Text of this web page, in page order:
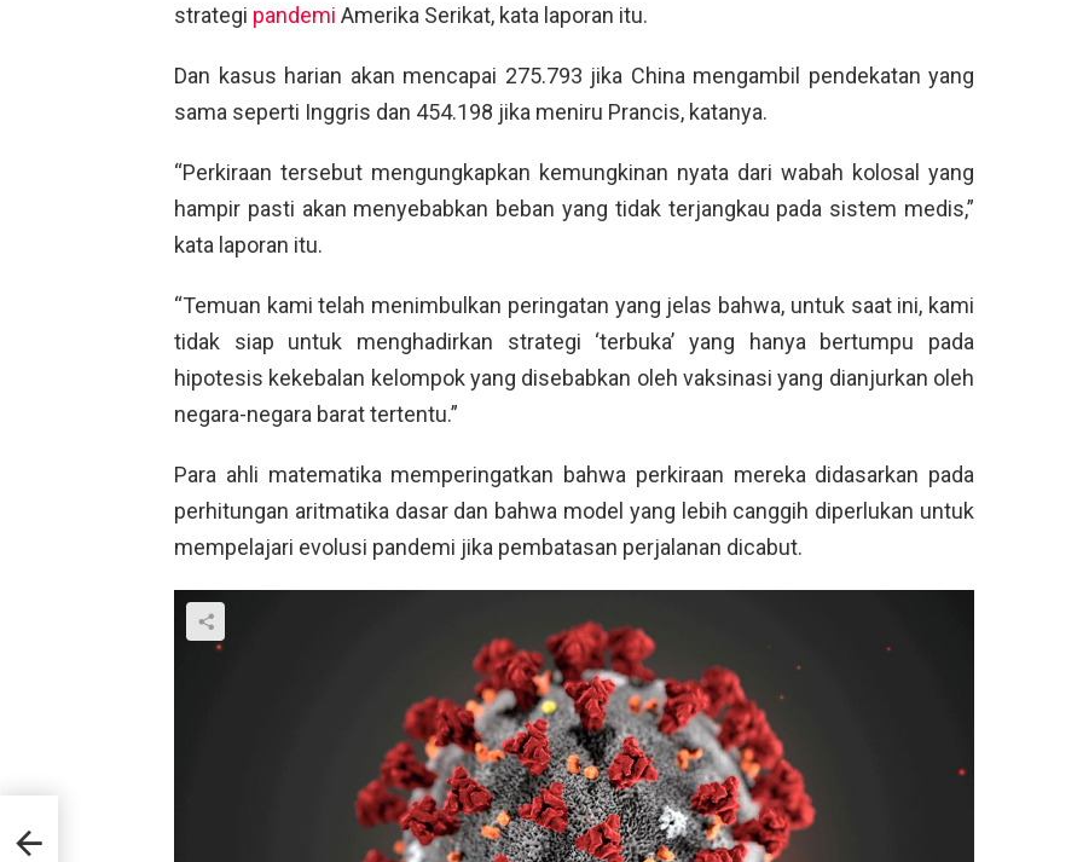
strategi pandemi Amerika Serikat, kata laporan itu.
Dan kasus harian akan mencapai 275.793 jika China mengambil pendekatan yang
sama seperti Inggris dan 454.198 jika meniru Prancis, katanya.
“Perkiraan tersebut mengungkapkan kemungkinan nyata dari wabah kolosal yang
hampir pasti akan menyebabkan beban yang tidak terjangkau pada sistem medis,”
kata laporan itu.
“Temuan kami telah menimbulkan peringatan yang jelas bahwa, untuk saat ini, kami
tidak siap untuk menghadirkan strategi ‘terbuka’ yang hanya bertumpu pada
hipotesis kekebalan kelompok yang disebabkan oleh vaksinasi yang dianjurkan oleh
negara-negara barat tertentu.”
Para ahli matematika memperingatkan bahwa perkiraan mereka didasarkan pada
perhitungan aritmatika dasar dan bahwa model yang lebih canggih diperlukan untuk
mempelajari evolusi pandemi jika pembatasan perjalanan dicabut.